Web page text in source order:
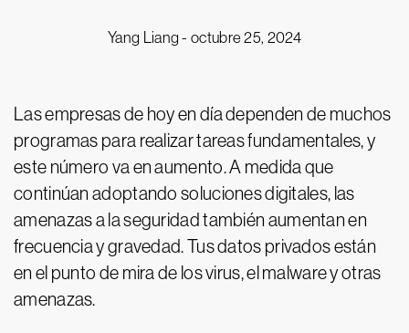
Yang Liang -octubre 25, 2024
Las empresas de hoy en día dependen de muchos
programas para realizar tareas fundamentales, y
este número va en aumento. A medida que
continúan adoptando soluciones digitales, las
amenazas a la seguridad también aumentan en
frecuencia y gravedad. Tus datos privados están
en el punto de mira de los virus, el malware y otras
amenazas.